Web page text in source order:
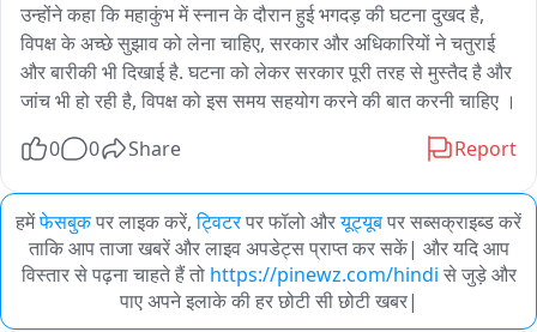
उन्होंने कहा कि महाकुंभ में स्नान के दौरान हुई भगदड़ की घटना दुखद है,
विपक्ष के अच्छे सुझाव को लेना चाहिए, सरकार और अधिकारियों ने चतुराई
और बारीकी भी दिखाई है. घटना को लेकर सरकार पूरी तरह से मुस्तैद है और
जांच भी हो रही है, विपक्ष को इस समय सहयोग करने की बात करनी चाहिए ।
0
0 Share Report
हमेंफेसबुकपर लाइक करें, ट्विटरपर फॉलो औरयूट्यूबपर सब्सक्राइब्ड करें
ताकि आप ताजा खबरें और लाइव अपडेट्स प्राप्त कर सकें| और यदि आप
विस्तार से पढ़ना चाहते हैं तो https://pinewz.com/hindi से जुड़े और
पाए अपने इलाके की हर छोटी सी छोटी खबर|